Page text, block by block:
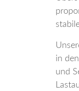
in
und